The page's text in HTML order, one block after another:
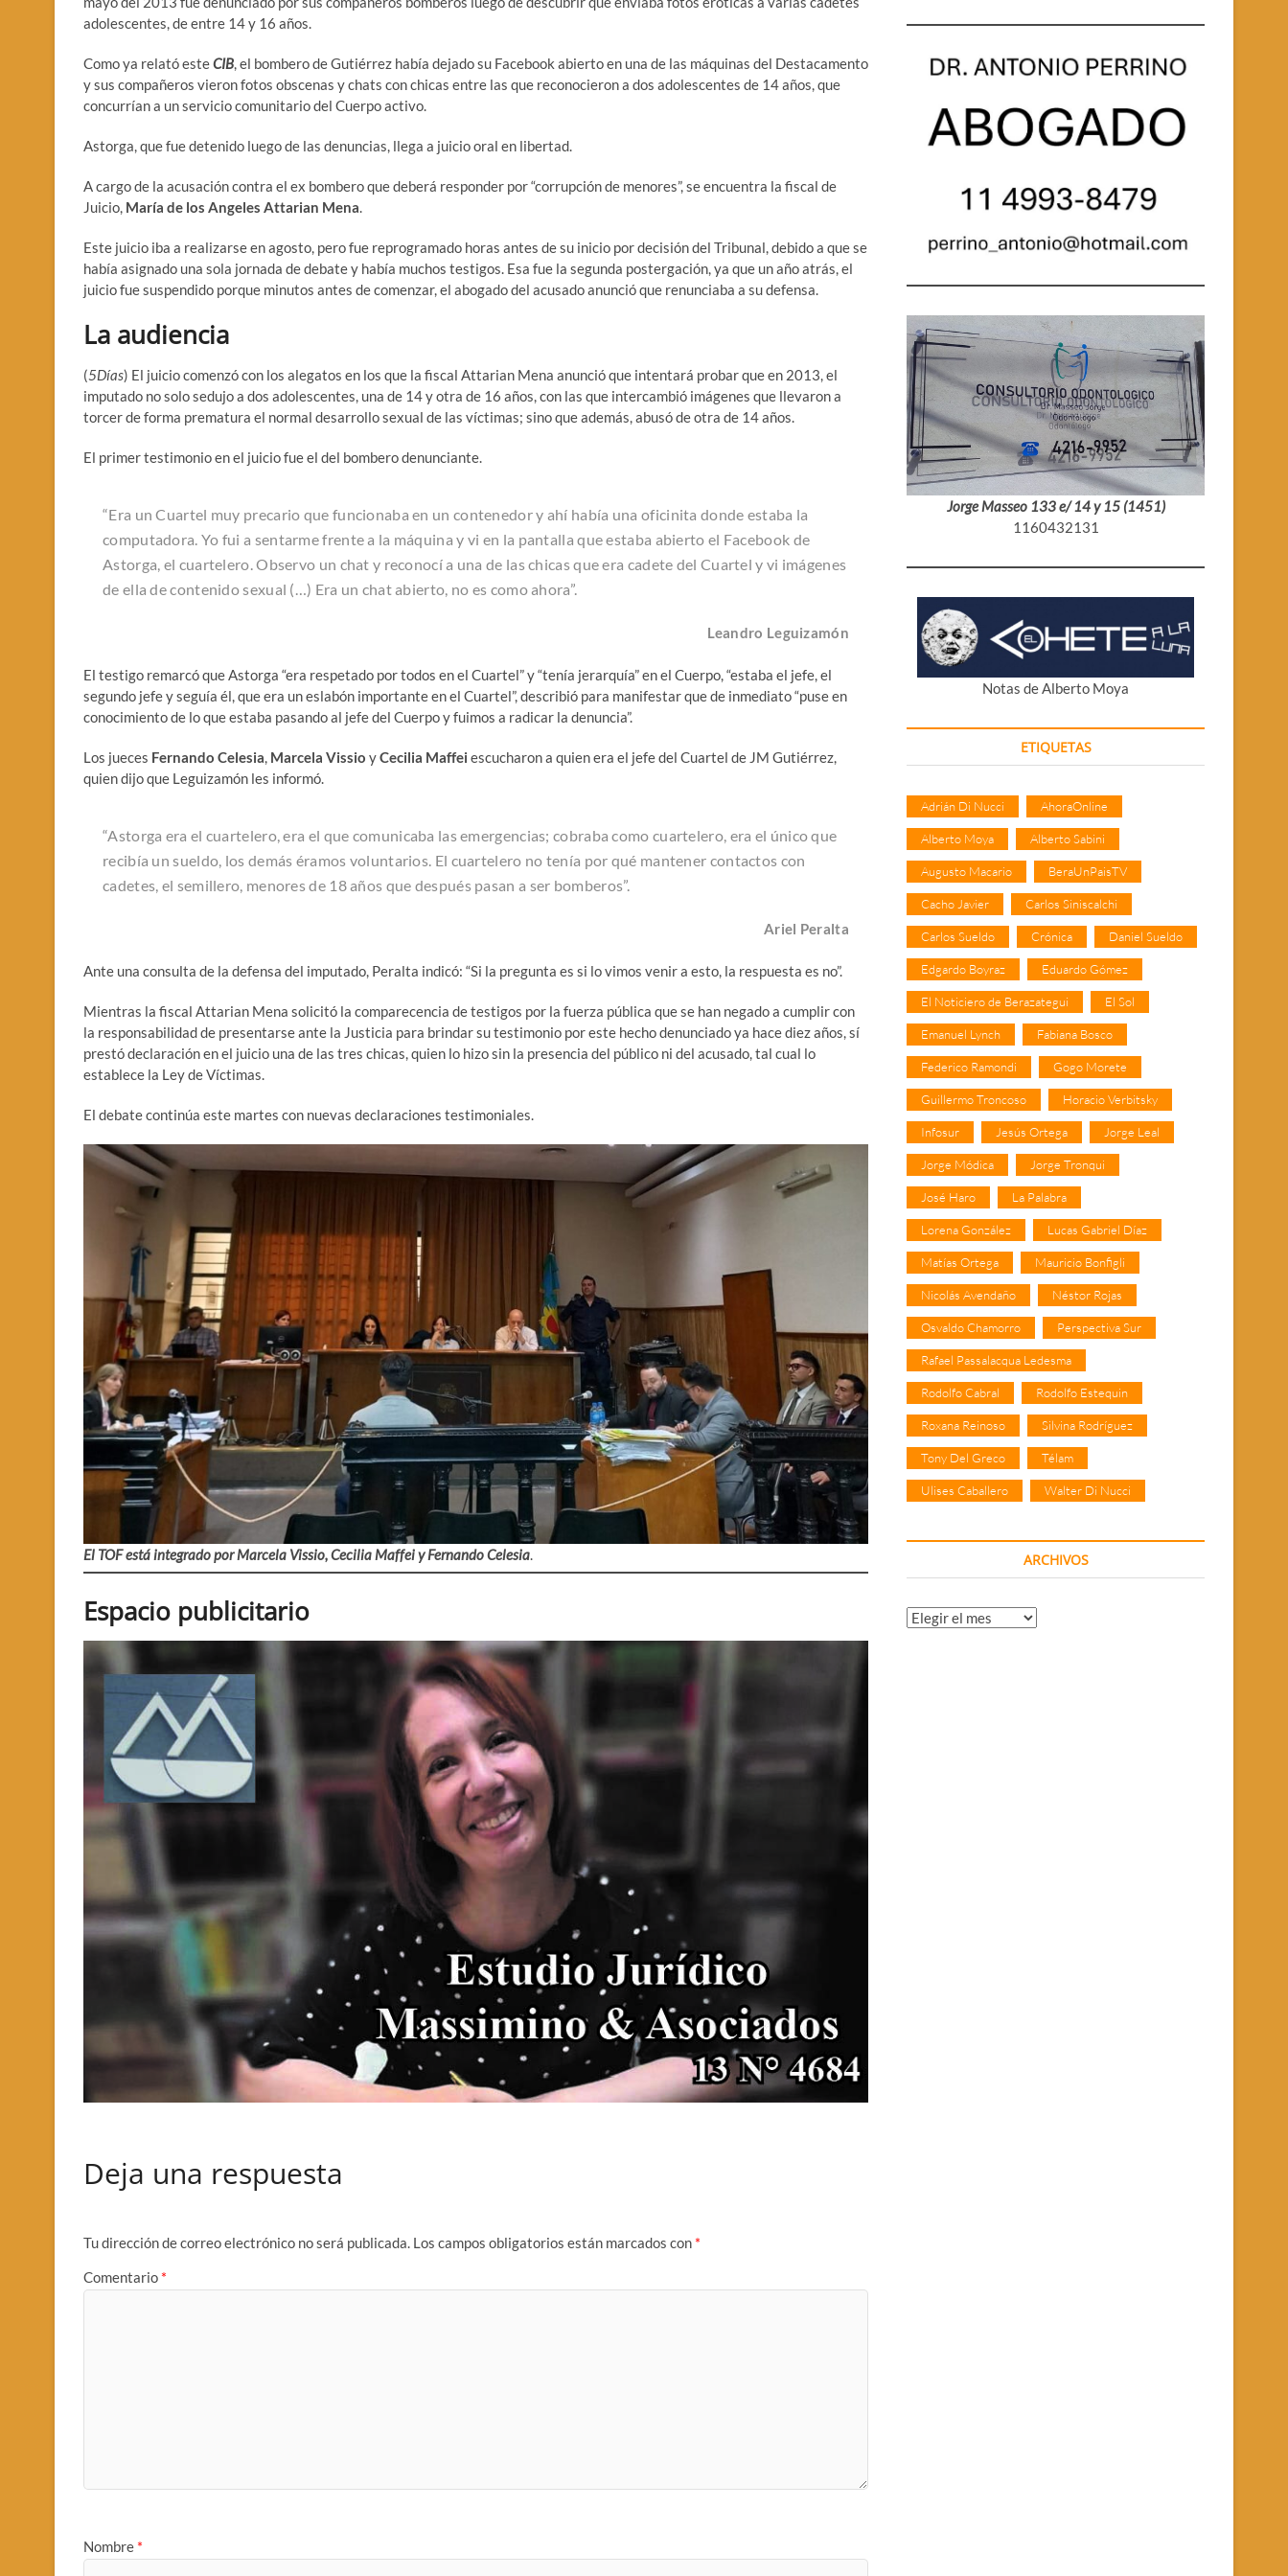
adolescentes, de entre 14 y 16 años.
Como ya relató esteCIB, el bombero de Gutiérrez había dejado su Facebook abierto en una de las máquinas del Destacamento
y sus compañeros vieron fotos obscenas y chats con chicas entre las que reconocieron a dos adolescentes de 14 años, que
concurrían a un servicio comunitario del Cuerpo activo.
Astorga, que fue detenido luego de las denuncias, llega a juicio oral en libertad.
A cargo de la acusación contra el ex bombero que deberá responder por “corrupción de menores”, se encuentra la fiscal de
Juicio, María de los Angeles Attarian Mena.
Este juicio iba a realizarse en agosto, pero fue reprogramado horas antes de su inicio por decisión del Tribunal, debido a que se
había asignado una sola jornada de debate y había muchos testigos. Esa fue la segunda postergación, ya que un año atrás, el
juicio fue suspendido porque minutos antes de comenzar, el abogado del acusado anunció que renunciaba a su defensa.
La audiencia
(5Días) El juicio comenzó con los alegatos en los que la fiscal Attarian Mena anunció que intentará probar que en 2013, el
imputado no solo sedujo a dos adolescentes, una de 14 y otra de 16 años, con las que intercambió imágenes que llevaron a
torcer de forma prematura el normal desarrollo sexual de las víctimas; sino que además, abusó de otra de 14 años.
El primer testimonio en el juicio fue el del bombero denunciante.
“Era un Cuartel muy precario que funcionaba en un contenedor y ahí había una oficinita donde estaba la
computadora. Yo fui a sentarme frente a la máquina y vi en la pantalla que estaba abierto el Facebook de
Astorga, el cuartelero. Observo un chat y reconocí a una de las chicas que era cadete del Cuartel y vi imágenes
de ella de contenido sexual (…) Era un chat abierto, no es como ahora”.
Leandro Leguizamón
El testigo remarcó que Astorga “era respetado por todos en el Cuartel” y “tenía jerarquía” en el Cuerpo, “estaba el jefe, el
segundo jefe y seguía él, que era un eslabón importante en el Cuartel”, describió para manifestar que de inmediato “puse en
conocimiento de lo que estaba pasando al jefe del Cuerpo y fuimos a radicar la denuncia”.
Los jueces Fernando Celesia, Marcela Vissio yCecilia Maffei escucharon a quien era el jefe del Cuartel de JM Gutiérrez,
quien dijo que Leguizamón les informó.
“Astorga era el cuartelero, era el que comunicaba las emergencias; cobraba como cuartelero, era el único que
recibía un sueldo, los demás éramos voluntarios. El cuartelero no tenía por qué mantener contactos con
cadetes, el semillero, menores de 18 años que después pasan a ser bomberos”.
Ariel Peralta
Ante una consulta de la defensa del imputado, Peralta indicó: “Si la pregunta es si lo vimos venir a esto, la respuesta es no”.
Mientras la fiscal Attarian Mena solicitó la comparecencia de testigos por la fuerza pública que se han negado a cumplir con
la responsabilidad de presentarse ante la Justicia para brindar su testimonio por este hecho denunciado ya hace diez años, sí
prestó declaración en el juicio una de las tres chicas, quien lo hizo sin la presencia del público ni del acusado, tal cual lo
establece la Ley de Víctimas.
El debate continúa este martes con nuevas declaraciones testimoniales.
El TOF está integrado por Marcela Vissio, Cecilia Maffei y Fernando Celesia.
Espacio publicitario
Deja una respuesta
Tu dirección de correo electrónico no será publicada. Los campos obligatorios están marcados con *
Comentario *
Nombre *
Jorge Masseo 133 e/ 14 y 15 (1451)
1160432131
Notas de Alberto Moya
ETIQUETAS
Adrián Di Nucci AhoraOnline
Alberto Moya Alberto Sabini
Augusto Macario BeraUnPaisTV
Cacho Javier Carlos Siniscalchi
Carlos Sueldo Crónica Daniel Sueldo
Edgardo Boyraz Eduardo Gómez
El Noticiero de Berazategui El Sol
Emanuel Lynch Fabiana Bosco
Federico Ramondi Gogo Morete
Guillermo Troncoso Horacio Verbitsky
Infosur Jesús Ortega Jorge Leal
Jorge Módica Jorge Tronqui
José Haro La Palabra
Lorena González Lucas Gabriel Díaz
Matías Ortega Mauricio Bonfigli
Nicolás Avendaño Néstor Rojas
Osvaldo Chamorro Perspectiva Sur
Rafael Passalacqua Ledesma
Rodolfo Cabral Rodolfo Estequin
Roxana Reinoso Silvina Rodríguez
Tony Del Greco Télam
Ulises Caballero Walter Di Nucci
ARCHIVOS
Archivos